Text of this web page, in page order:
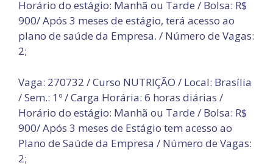
Horário do estágio: Manhã ou Tarde / Bolsa: R$
900/ Após 3 meses de estágio, terá acesso ao
plano de saúde da Empresa. / Número de Vagas:
2;
Vaga: 270732 / Curso NUTRIÇÃO / Local: Brasília
/ Sem.: 1º / Carga Horária: 6 horas diárias /
Horário do estágio: Manhã ou Tarde / Bolsa: R$
900/ Após 3 meses de Estágio tem acesso ao
Plano de Saúde da Empresa / Número de Vagas:
2;